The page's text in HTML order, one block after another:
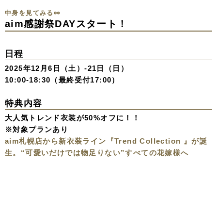
中身を見てみる👀
aim感謝祭DAYスタート！
日程
2025年12月6日（土）-21日（日）
10:00-18:30（最終受付17:00）
特典内容
大人気トレンド衣装が50%オフに！！
※対象プランあり
aim札幌店から新衣装ライン『Trend Collection 』が誕
生。“可愛いだけでは物足りない”すべての花嫁様へ